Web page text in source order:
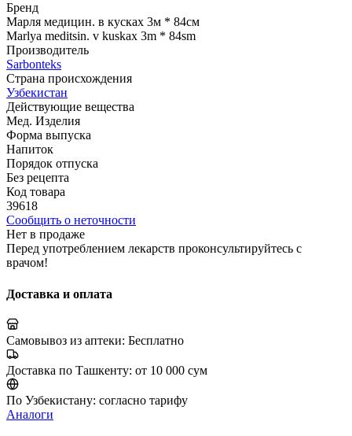
Бренд
Марля медицин. в кусках 3м * 84см
Marlya meditsin. v kuskax 3m * 84sm
Производитель
Sarbonteks
Страна происхождения
Узбекистан
Действующие вещества
Мед. Изделия
Форма выпуска
Напиток
Порядок отпуска
Без рецепта
Код товара
39618
Сообщить о неточности
Нет в продаже
Перед употреблением лекарств проконсультируйтесь с
врачом!
Доставка и оплата
Самовывоз из аптеки: Бесплатно
Доставка по Ташкенту: от 10 000 сум
По Узбекистану: согласно тарифу
Аналоги